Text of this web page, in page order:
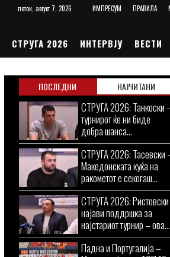
петок, август 7, 2026 ИМПРЕСУМ ПРАВИЛА
СТРУГА 2026 ИНТЕРВЈУ ВЕСТИ
ПОСЛЕДНИ НАЈЧИТАНИ
СТРУГА 2026: Танкоски
турнирот ќе ни биде
добра шанса...
СТРУГА 2026: Тасевски
Македонската куќа на
ракометот е секогаш...
СТРУГА 2026: Ристовски
најави поддршка за
најстариот турнир – ова...
Падна и Португалија –